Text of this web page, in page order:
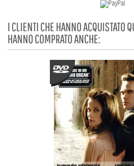
I CLIENTI CHE HANNO ACQUISTATO
HANNO COMPRATO ANCHE: